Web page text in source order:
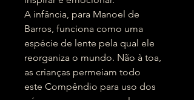
A infância, para Manoel de
Barros, funciona como uma
espécie de lente pela qual ele
reorganiza o mundo. Não à toa,
as crianças permeiam todo
este Compêndio para uso dos